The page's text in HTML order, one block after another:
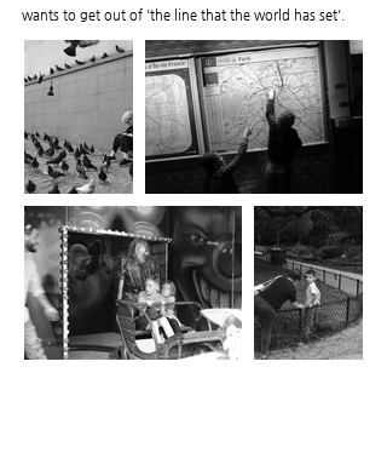
wants to get out of 'the line that the world has set'.